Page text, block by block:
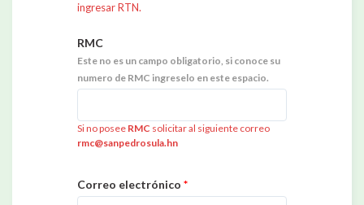
ingresar RTN.
RMC
Este no es un campo obligatorio, si conoce su
numero de RMC ingreselo en este espacio.
Si no posee RMC solicitar al siguiente correo
rmc@sanpedrosula.hn
Correo electrónico *